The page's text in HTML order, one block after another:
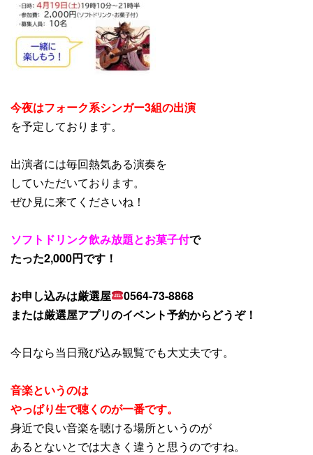
今夜はフォーク系シンガー3組の出演
を予定しております。
出演者には毎回熱気ある演奏を
していただいております。
ぜひ見に来てくださいね！
ソフトドリンク飲み放題とお菓子付で
たった2,000円です！
お申し込みは厳選屋
0564-73-8868
または厳選屋アプリのイベント予約からどうぞ！
今日なら当日飛び込み観覧でも大丈夫です。
音楽というのは
やっぱり生で聴くのが一番です。
身近で良い音楽を聴ける場所というのが
あるとないとでは大きく違うと思うのですね。